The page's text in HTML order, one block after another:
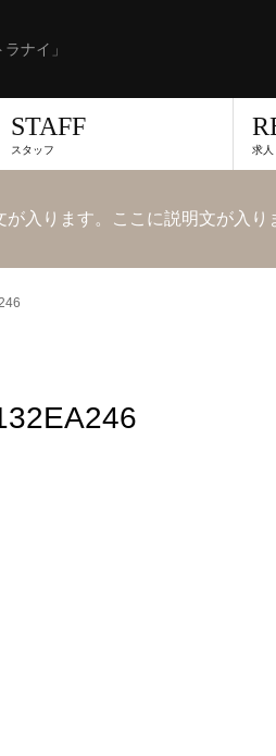
ナイ」
STAFF
スタッフ 求人
入ります。ここに説明文が入り